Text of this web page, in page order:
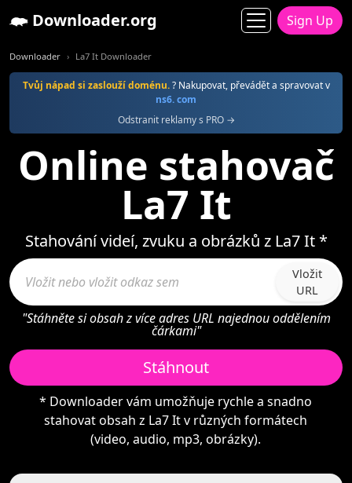
Downloader.org Sign Up
Downloader La7 It Downloader
Tvůj nápad si zaslouží doménu.? Nakupovat, převádět a spravovat v
ns6. com
Odstranit reklamy s PRO →
Online stahovač
La7 It
Stahování videí, zvuku a obrázků z La7 It *
Vložit
URL
"Stáhněte si obsah z více adres URL najednou oddělením
čárkami"
Stáhnout
* Downloader vám umožňuje rychle a snadno
stahovat obsah z La7 It v různých formátech
(video, audio, mp3, obrázky).